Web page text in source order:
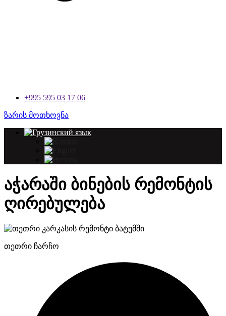
+995 595 03 17 06
ზარის მოთხოვნა
აჭარაში ბინების რემონტის
ღირებულება
თეთრი ჩარჩო